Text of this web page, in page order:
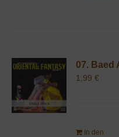
07. Baed
1,99€
In den